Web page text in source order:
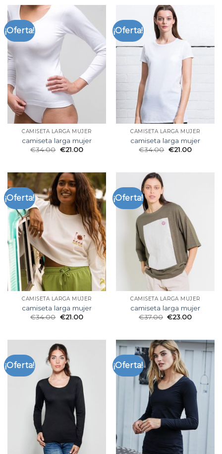
¡Oferta!
CAMISETA LARGA MUJER
camiseta larga mujer
€34.00 €21.00
¡Oferta!
CAMISETA LARGA MUJER
camiseta larga mujer
€34.00 €21.00
¡Oferta!
CAMISETA LARGA MUJER
camiseta larga mujer
€34.00 €21.00
¡Oferta!
CAMISETA LARGA MUJER
camiseta larga mujer
€37.00 €23.00
¡Oferta! ¡Oferta!